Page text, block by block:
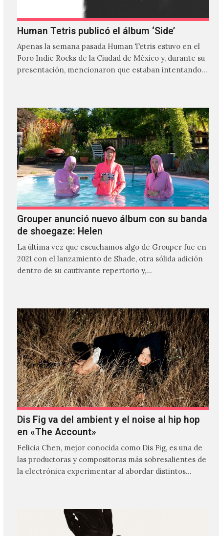
Human Tetris publicó el álbum ‘Side’
Apenas la semana pasada Human Tetris estuvo en el
Foro Indie Rocks de la Ciudad de México y, durante su
presentación, mencionaron que estaban intentando…
Grouper anunció nuevo álbum con su banda
de shoegaze: Helen
La última vez que escuchamos algo de Grouper fue en
2021 con el lanzamiento de Shade, otra sólida adición
dentro de su cautivante repertorio y,…
Dis Fig va del ambient y el noise al hip hop
en «The Account»
Felicia Chen, mejor conocida como Dis Fig, es una de
las productoras y compositoras más sobresalientes de
la electrónica experimentar al abordar distintos